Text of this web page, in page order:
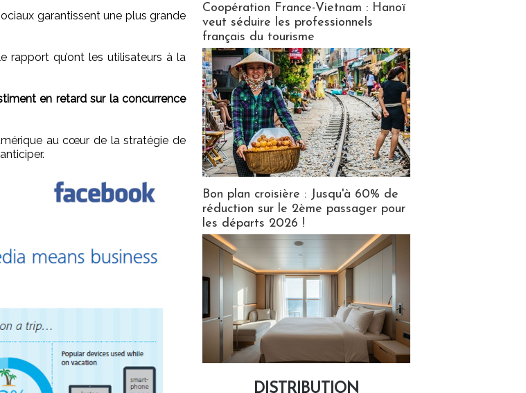
garantissent une plus grande
rapport qu’ont les utilisateurs à la
en retard sur la concurrence
au cœur de la stratégie de
Coopération France-Vietnam : Hanoï
veut séduire les professionnels
français du tourisme
Bon plan croisière : Jusqu'à 60% de
réduction sur le 2ème passager pour
les départs 2026 !
DISTRIBUTION